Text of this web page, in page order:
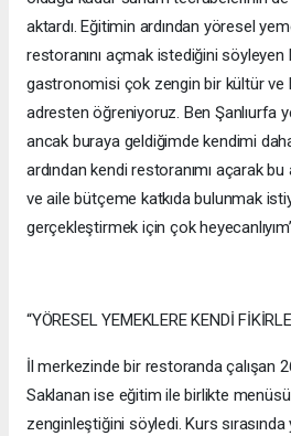
aktardı. Eğitimin ardından yöresel
restoranını açmak istediğini söyleyen
gastronomisi çok zengin bir kültür ve
adresten öğreniyoruz. Ben Şanlıurfa
ancak buraya geldiğimde kendimi
ardından kendi restoranımı açarak
ve aile bütçeme katkıda bulunmak
gerçekleştirmek için çok
“YÖRESEL YEMEKLERE KENDİ
İl merkezinde bir restoranda çalışan
Saklanan ise eğitim ile birlikte
zenginleştiğini söyledi. Kurs